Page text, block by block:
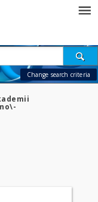
Change search criteria